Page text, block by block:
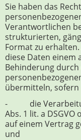
Sie haben das
Verantwortlichen
strukturierten,
Format zu
diese Daten einem
Behinderung
übermitteln, sofern
- die
Abs. 1 lit. a DSGVO
auf einem Vertrag
und